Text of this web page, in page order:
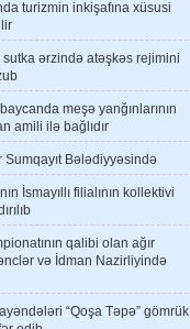
turizmin inkişafına xüsusi
sutka ərzində atəşkəs rejimini
meşə yanğınlarının
amili ilə bağlıdır
Sumqayıt Bələdiyyəsində
İsmayıllı filialının kollektivi
qalibi olan ağır
və İdman Nazirliyində
“Qoşa Təpə” gömrük